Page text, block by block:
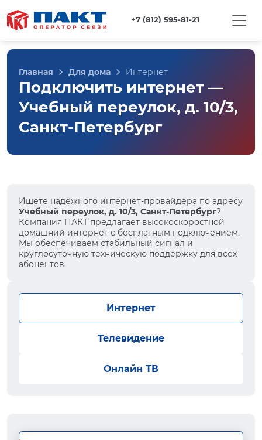
+7 (812) 595-81-21
Главная Для дома Интернет
Подключить интернет —
Учебный переулок, д. 10/3,
Санкт-Петербург
Ищете надежного интернет-провайдера по адресу
Учебный переулок, д. 10/3, Санкт-Петербург?
Компания ПАКТ предлагает высокоскоростной
домашний интернет с бесплатным подключением.
Мы обеспечиваем стабильный сигнал и
круглосуточную техническую поддержку для всех
абонентов.
Интернет
Телевидение
Онлайн ТВ